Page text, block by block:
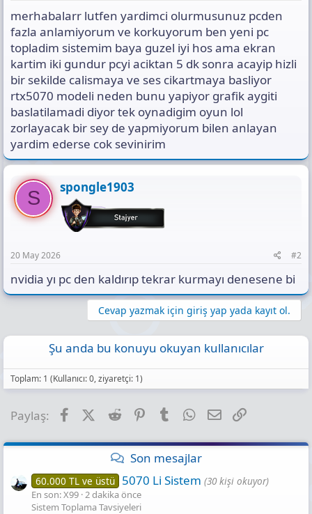
ı
n
K
o
p
y
a
l
a
merhabalarr lutfen yardimci olurmusunuz pcden
fazla anlamiyorum ve korkuyorum ben yeni pc
topladim sistemim baya guzel iyi hos ama ekran
kartim iki gundur pcyi aciktan 5 dk sonra acayip hizli
bir sekilde calismaya ve ses cikartmaya basliyor
rtx5070 modeli neden bunu yapiyor grafik aygiti
baslatilamadi diyor tek oynadigim oyun lol
zorlayacak bir sey de yapmiyorum bilen anlayan
yardim ederse cok sevinirim
S spongle1903
20 May 2026 #2
nvidia yı pc den kaldırıp tekrar kurmayı denesene bi
Cevap yazmak için giriş yap yada kayıt ol.
Şu anda bu konuyu okuyan kullanıcılar
Toplam: 1 (Kullanıcı: 0, ziyaretçi: 1)
Paylaş: FacebookX (Twitter)
Reddit PinterestTumblr WhatsApp
E-posta
Son mesajlar
60.000 TL ve üstü 5070 Li Sistem (30 kişi okuyor)
En son: X99 2 dakika önce
Sistem Toplama Tavsiyeleri